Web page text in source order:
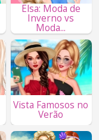
Elsa: Moda de
Inverno vs
Moda...
Vista Famosos no
Verão